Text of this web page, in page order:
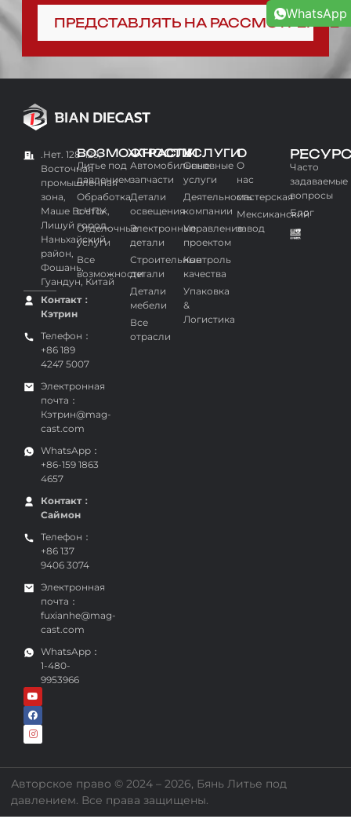
ПРЕДСТАВЛЯТЬ НА РАССМОТРЕНИЕ
.Нет. 128-129,
Восточная
промышленная
зона,
Маше Восток,
Лишуй город,
Наньхайский
район,
Фошань,
Гуандун, Китай
Контакт：
Кэтрин
Телефон：
+86 189
4247 5007
Электронная
почта：
Кэтрин@mag-
cast.com
WhatsApp：
+86-159 1863
4657
Контакт：
Саймон
Телефон：
+86 137
9406 3074
Электронная
почта：
fuxianhe@mag-
cast.com
WhatsApp：
1-480-
9953966
ВОЗМОЖНОСТИ
Литье под
давлением
Обработка
с ЧПУ
Отделочные
услуги
Все
возможности
ОТРАСЛИ
Автомобильные
запчасти
Детали
освещения
Электронные
детали
Строительные
детали
Детали
мебели
Все
отрасли
УСЛУГИ
Основные
услуги
Деятельность
компании
Управление
проектом
Контроль
качества
Упаковка
&
Логистика
О
О
нас
мастерская
Мексиканский
завод
Часто
задаваемые
вопросы
Блог
Авторское право © 2024 – 2026, Бянь Литье под
давлением. Все права защищены.
WhatsApp